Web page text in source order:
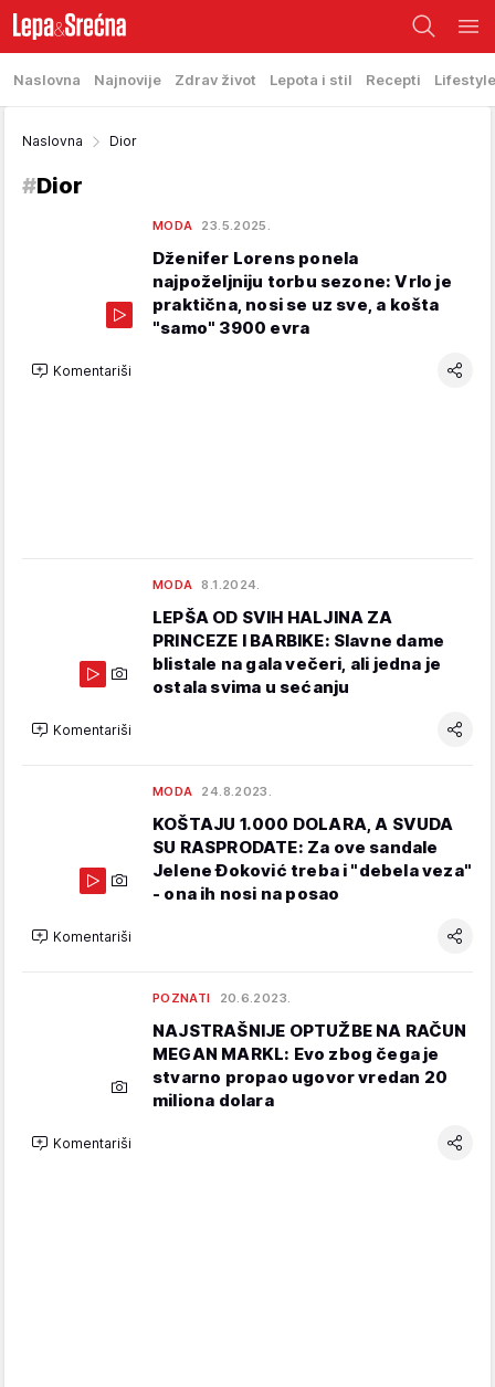
Naslovna Najnovije Zdrav život Lepota i stil Recepti Lifestyle
Naslovna Dior
#Dior
MODA 23.5.2025.
Dženifer Lorens ponela
najpoželjniju torbu sezone: Vrlo je
praktična, nosi se uz sve, a košta
"samo" 3900 evra
Komentariši
MODA 8.1.2024.
LEPŠA OD SVIH HALJINA ZA
PRINCEZE I BARBIKE: Slavne dame
blistale na gala večeri, ali jedna je
ostala svima u sećanju
Komentariši
MODA 24.8.2023.
KOŠTAJU 1.000 DOLARA, A SVUDA
SU RASPRODATE: Za ove sandale
Jelene Đoković treba i "debela veza"
- ona ih nosi na posao
Komentariši
POZNATI 20.6.2023.
NAJSTRAŠNIJE OPTUŽBE NA RAČUN
MEGAN MARKL: Evo zbog čega je
stvarno propao ugovor vredan 20
miliona dolara
Komentariši